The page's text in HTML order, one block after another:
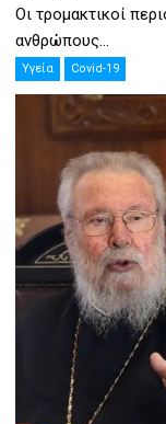
Οι τρομακτικοί
ανθρώπους...
Υγεία Covid-19